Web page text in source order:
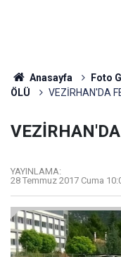
Anasayfa Foto
ÖLÜ
VEZİRHAN'DA
YAYINLAMA:
28 Temmuz 2017 Cuma